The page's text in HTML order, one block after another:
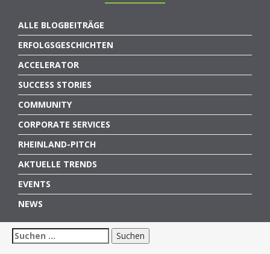
ALLE BLOGBEITRÄGE
ERFOLGSGESCHICHTEN
ACCELERATOR
SUCCESS STORIES
COMMUNITY
CORPORATE SERVICES
RHEINLAND-PITCH
AKTUELLE TRENDS
EVENTS
NEWS
Suchen
nach: